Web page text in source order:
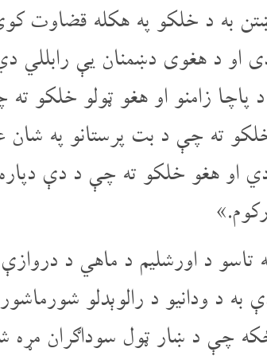
به د خلکو په هکله قضاوت
دی او د هغوی دښمنان یې
پاچا زامنو او هغو ټولو خلکو
ته چې د بت پرستانو په
او هغو خلکو ته چې د دې
د اورشلیم د ماهي د
به د ودانیو د رالوېدلو
چې د ښار ټول سوداګران